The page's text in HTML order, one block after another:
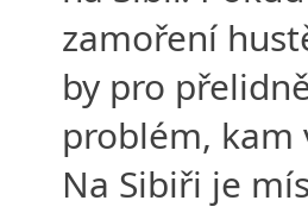
zamoření
by pro
problém,
Na Sibiři je